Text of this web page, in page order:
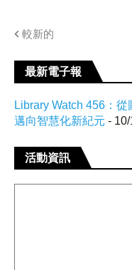
較新的
最新電子報
Library Watch 456：
邁向智慧化新紀元 -
活動資訊